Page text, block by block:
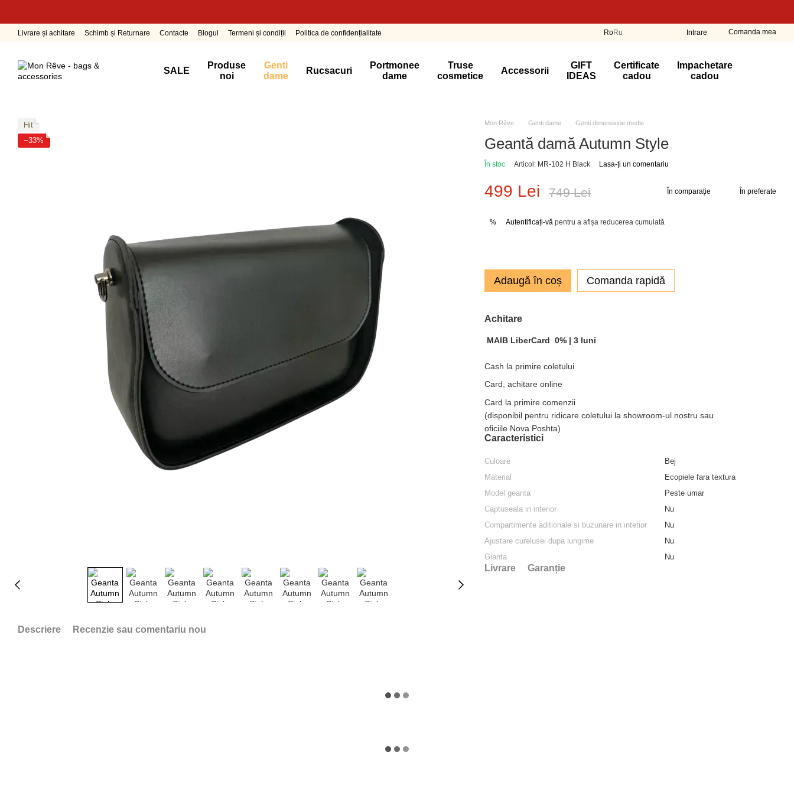
Livrare și achitare Schimb și Returnare Contacte Blogul Termeni și condiții Politica de confidențialitate RoRu Intrare Comanda mea
SALE
Produse
noi
Genti
dame
Rucsacuri
Portmonee
dame
Truse
cosmetice
Accessorii
GIFT
IDEAS
Certificate
cadou
Impachetare
cadou
Hit
−33%
Descriere Recenzie sau comentariu nou
Mon Rêve Genti dame Genti dimensiune medie
Geantă damă Autumn Style
În stoc Articol: MR-102 H Black Lasa-ți un comentariu
499 Lei 749 Lei În comparație În preferate
% Autentificați-văpentru a afișa reducerea cumulată
Adaugă în coș Comanda rapidă
Achitare
MAIB LiberCard 0% |3 luni
Cash la primire coletului
Card, achitare online
Card la primire comenzii
(disponibil pentru ridicare coletului la showroom-ul nostru sau
oficiile Nova Poshta)
Caracteristici
Culoare
Bej
Material
Ecopiele fara textura
Model geanta
Peste umar
Captuseala in interior
Nu
Compartimente aditionale si buzunare in intetior
Nu
Ajustare curelusei dupa lungime
Nu
Gianta
Nu
Livrare Garanție